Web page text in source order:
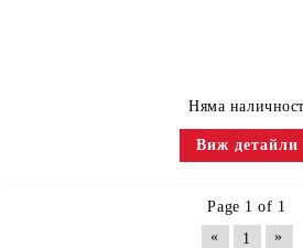
Няма наличност
Виж детайли
Page 1 of 1
«
1 »